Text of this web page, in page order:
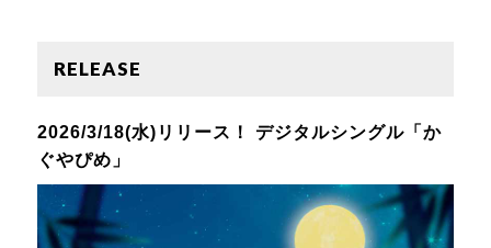
RELEASE
2026/3/18(水)リリース！ デジタルシングル「か
ぐやぴめ」